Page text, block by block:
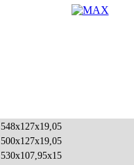
548x127x19,05
500x127x19,05
530x107,95x15